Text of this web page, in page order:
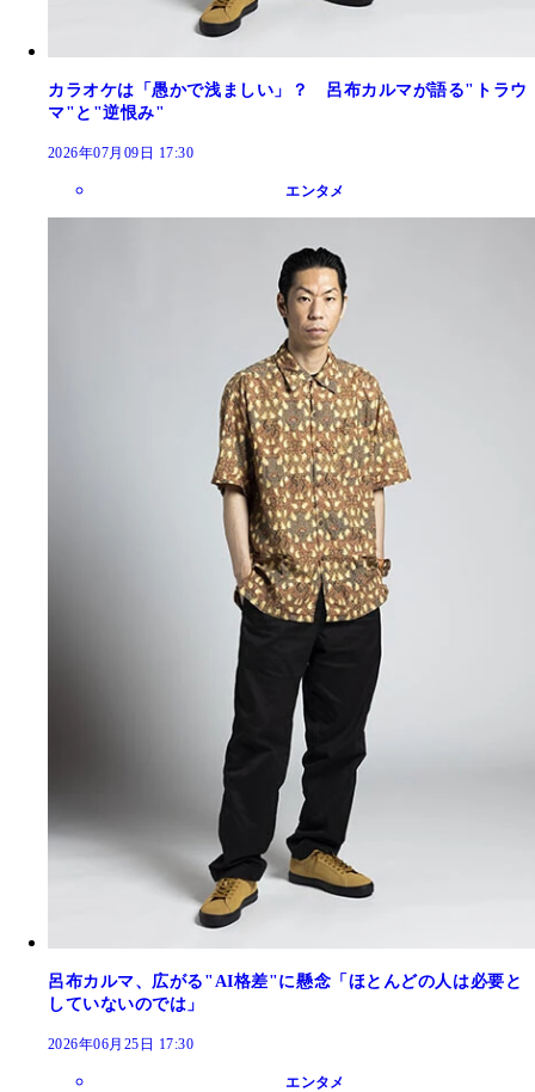
カラオケは「愚かで浅ましい」？ 呂布カルマが語る"トラウ
マ"と"逆恨み"
2026年07月09日 17:30
エンタメ
呂布カルマ、広がる"AI格差"に懸念「ほとんどの人は必要と
していないのでは」
2026年06月25日 17:30
エンタメ